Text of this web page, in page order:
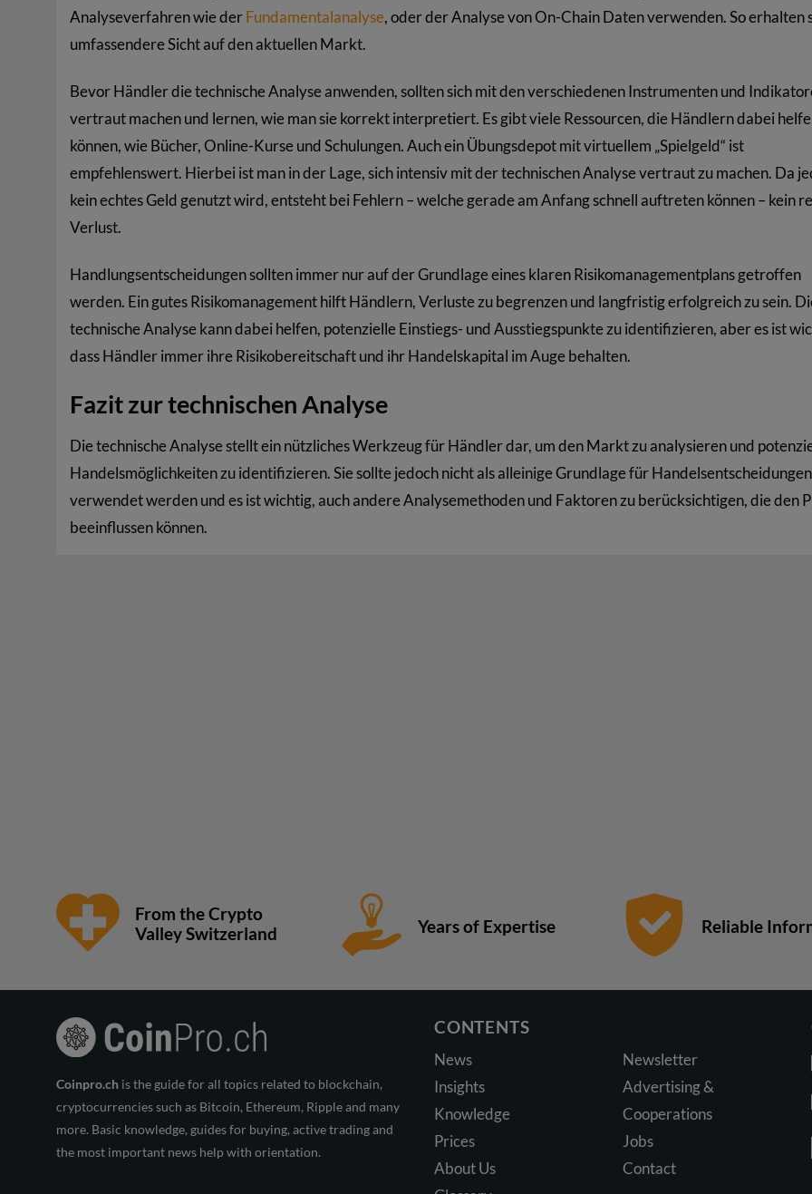
Analyseverfahren wie derFundamentalanalyse, oder der Analyse von On-Chain Daten verwenden. So erhalten
umfassendere Sicht auf den aktuellen Markt.
Bevor Händler die technische Analyse anwenden, sollten sich mit den verschiedenen Instrumenten und
vertraut machen und lernen, wie man sie korrekt interpretiert. Es gibt viele Ressourcen, die Händlern dabei
können, wie Bücher, Online-Kurse und Schulungen. Auch ein Übungsdepot mit virtuellem „Spielgeld“ ist
empfehlenswert. Hierbei ist man in der Lage, sich intensiv mit der technischen Analyse vertraut zu machen. Da
kein echtes Geld genutzt wird, entsteht bei Fehlern – welche gerade am Anfang schnell auftreten können – kein
Verlust.
Handlungsentscheidungen sollten immer nur auf der Grundlage eines klaren Risikomanagementplans getroffen
werden. Ein gutes Risikomanagement hilft Händlern, Verluste zu begrenzen und langfristig erfolgreich zu sein.
technische Analyse kann dabei helfen, potenzielle Einstiegs- und Ausstiegspunkte zu identifizieren, aber es ist
dass Händler immer ihre Risikobereitschaft und ihr Handelskapital im Auge behalten.
Fazit zur technischen Analyse
Die technische Analyse stellt ein nützliches Werkzeug für Händler dar, um den Markt zu analysieren und
Handelsmöglichkeiten zu identifizieren. Sie sollte jedoch nicht als alleinige Grundlage für Handelsentscheidungen
verwendet werden und es ist wichtig, auch andere Analysemethoden und Faktoren zu berücksichtigen, die den
beeinflussen können.
From the Crypto
Valley Switzerland
Years of Expertise Reliable
Coinpro.ch is the guide for all topics related to blockchain,
cryptocurrencies such as Bitcoin, Ethereum, Ripple and many
more. Basic knowledge, guides for buying, active trading and
the most important news help with orientation.
CONTENTS
News
Insights
Knowledge
Prices
About Us
Newsletter
Advertising &
Cooperations
Jobs
Contact